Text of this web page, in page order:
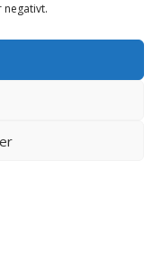
negativt.